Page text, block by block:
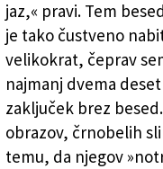
jaz,« pravi. Tem
je tako čustveno
velikokrat, čeprav
najmanj dvema
zaključek brez
obrazov, črnobelih
temu, da njegov